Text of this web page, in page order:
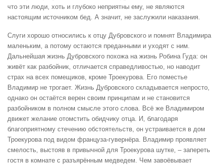
что эти люди, хоть и глубоко неприятны ему, не являются
настоящим источником бед. А значит, не заслужили наказания.
Слуги хорошо относились к отцу Дубровского и помнят Владимира
маленьким, а потому остаются преданными и уходят с ним.
Дальнейшая жизнь Дубровского похожа на жизнь Робина Гуда: он
живёт как разбойник, отличается справедливостью, но наводит
страх на всех помещиков, кроме Троекурова. Его поместье
Владимир не трогает. Жизнь Дубровского складывается непросто,
однако он остаётся верен своим принципам и не становится
разбойником в полном смысле этого слова. Всё же Владимиром
движет желание отомстить обидчику отца. И, благодаря
благоприятному стечению обстоятельств, он устраивается в дом
Троекурова под видом француза-гувернёра. Владимир проявляет
смелость, выстояв в привычной для Троекурова шутке, – запереть
гостя в комнате с разъярённым медведем. Чем завоёвывает